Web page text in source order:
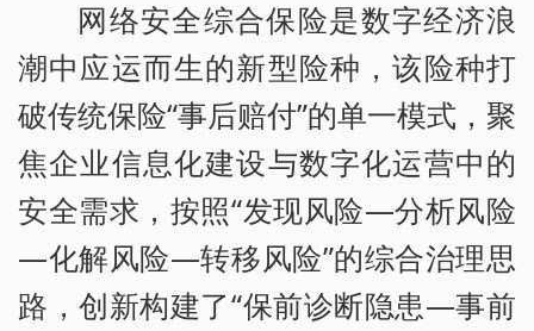
网络安全综合保险是数字经济浪
潮中应运而生的新型险种，该险种打
破传统保险“事后赔付”的单一模式，聚
焦企业信息化建设与数字化运营中的
安全需求，按照“发现风险—分析风险
—化解风险—转移风险”的综合治理思
路，创新构建了“保前诊断隐患—事前